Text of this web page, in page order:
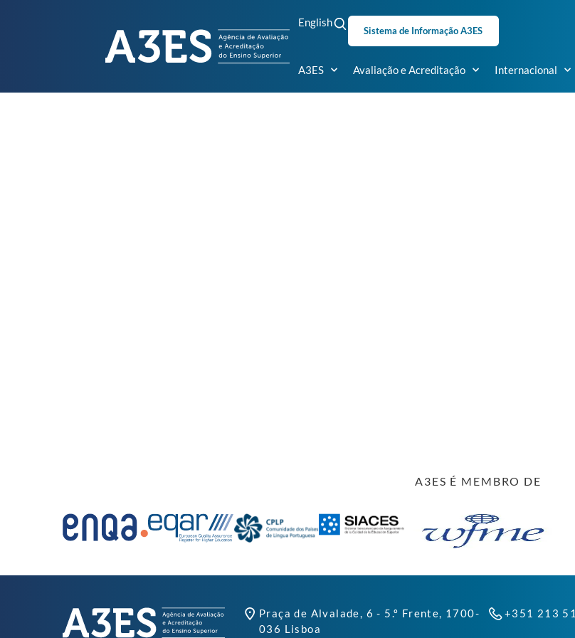
English
Sistema de Informação A3ES
A3ES Avaliação e Acreditação Internacional
A3ES É MEMBRO DE
Praça de Alvalade, 6 - 5.º Frente, 1700-
036 Lisboa
+351 213